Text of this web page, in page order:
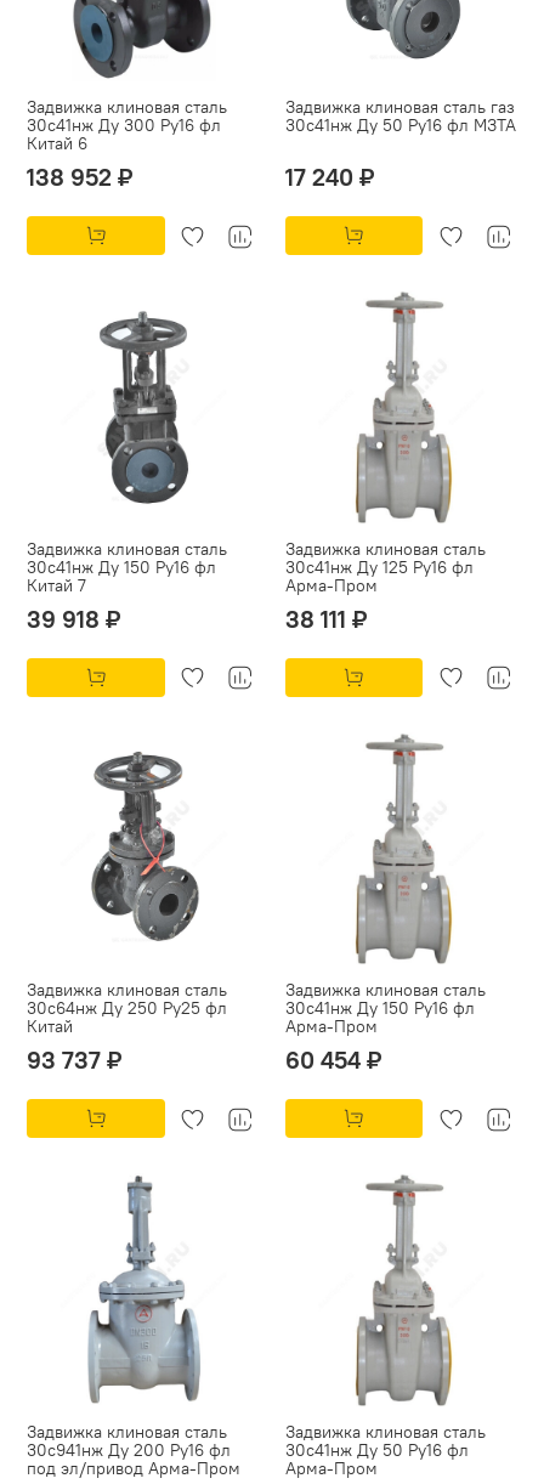
Задвижка клиновая сталь
30с41нж Ду 300 Ру16 фл
Китай 6
138 952 ₽
Задвижка клиновая сталь газ
30с41нж Ду 50 Ру16 фл МЗТА
17 240 ₽
Задвижка клиновая сталь
30с41нж Ду 150 Ру16 фл
Китай 7
39 918 ₽
Задвижка клиновая сталь
30с41нж Ду 125 Ру16 фл
Арма-Пром
38 111 ₽
Задвижка клиновая сталь
30с64нж Ду 250 Ру25 фл
Китай
93 737 ₽
Задвижка клиновая сталь
30с41нж Ду 150 Ру16 фл
Арма-Пром
60 454 ₽
Задвижка клиновая сталь
30с941нж Ду 200 Ру16 фл
под эл/привод Арма-Пром
Задвижка клиновая сталь
30с41нж Ду 50 Ру16 фл
Арма-Пром